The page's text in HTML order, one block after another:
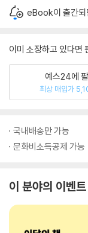
eBook이 출간되
이미 소장하고 있다면
예스24에
최상 매입가
국내배송만 가능
문화비소득공제 가능
이 분야의 이벤트